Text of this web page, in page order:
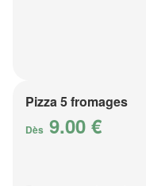
Pizza 5 fromages
Dès 9.00 €